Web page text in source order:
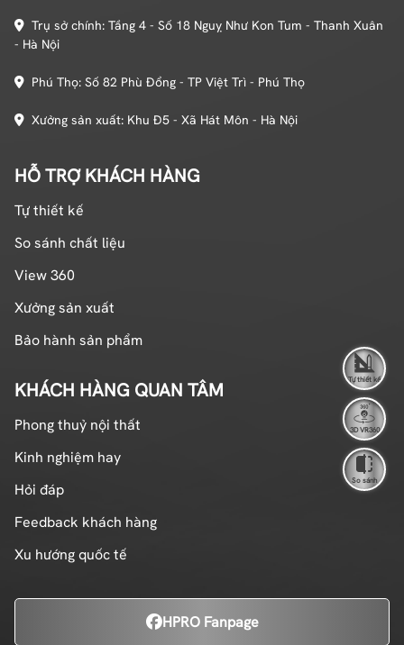
Trụ sở chính: Tầng 4 - Số 18 Nguỵ Như Kon Tum - Thanh Xuân
- Hà Nội
Phú Thọ: Số 82 Phù Đổng - TP Việt Trì - Phú Thọ
Xưởng sản xuất: Khu Đ5 - Xã Hát Môn - Hà Nội
HỖ TRỢ KHÁCH HÀNG
Tự thiết kế
So sánh chất liệu
View 360
Xưởng sản xuất
Bảo hành sản phẩm
KHÁCH HÀNG QUAN TÂM
Phong thuỷ nội thất
Kinh nghiệm hay
Hỏi đáp
Feedback khách hàng
Xu hướng quốc tế
HPRO Fanpage
Tự thiết kế
3D VR360
So sánh